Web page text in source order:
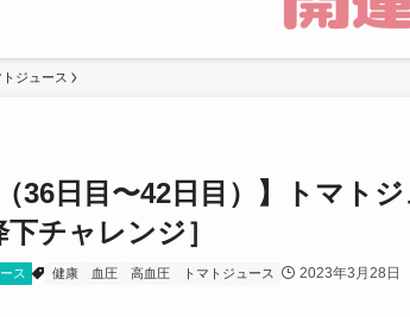
トジュース
（36日目〜42日目）】トマト
チャレンジ］
ス 健康 血圧 高血圧 トマトジュース 2023年3月28日